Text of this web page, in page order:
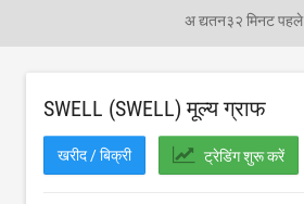
अ द्यतन३२ मिनट पहले
SWELL (SWELL) मूल्य ग्राफ
खरीद / बिक्री ट्रेडिंग शुरू करें